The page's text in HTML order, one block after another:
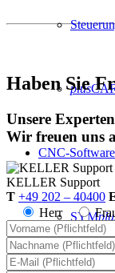
plus
CNC-
SYM
Haben Sie
Unsere
Wir freuen uns
KELLER Support
T +49 202 – 40400
Herr